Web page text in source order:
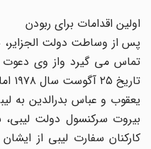
اولین اقدامات براى ربودن
پس از وساطت دولت الجزایر،
تماس مى گیرد واز وى دعوت
تاریخ
یعقوب و عباس بدرالدین به
بیروت سرکنسول دولت لیبى،
کارکنان سفارت لیبى از ایشان